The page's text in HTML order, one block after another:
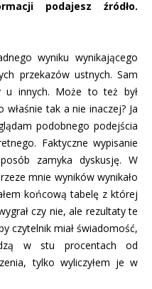
podajesz źródło.
wyniku wynikającego
przekazów ustnych. Sam
u innych. Może to też był
tak a nie inaczej? Ja
podobnego podejścia
Faktyczne wypisanie
zamyka dyskusję. W
mnie wyników wynikało
końcową tabelę z której
czy nie, ale rezultaty te
czytelnik miał świadomość,
w stu procentach od
tylko wyliczyłem je w